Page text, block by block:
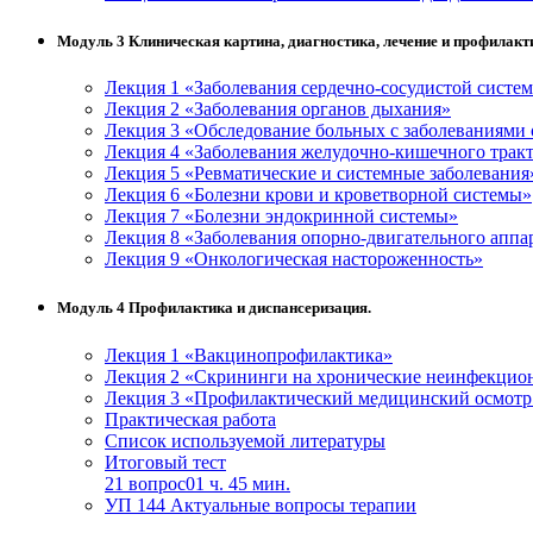
Модуль 3 Клиническая картина, диагностика, лечение и
Лекция 1 «Заболевания сердечно-сосудистой
Лекция 2 «Заболевания органов дыхания»
Лекция 3 «Обследование больных с заболеваниями
Лекция 4 «Заболевания желудочно-кишечного
Лекция 5 «Ревматические и системные
Лекция 6 «Болезни крови и кроветворной системы»
Лекция 7 «Болезни эндокринной системы»
Лекция 8 «Заболевания опорно-двигательного
Лекция 9 «Онкологическая настороженность»
Модуль 4 Профилактика и диспансеризация.
Лекция 1 «Вакцинопрофилактика»
Лекция 2 «Скрининги на хронические
Лекция 3 «Профилактический медицинский
Практическая работа
Список используемой литературы
Итоговый тест
21 вопрос01 ч. 45 мин.
УП 144 Актуальные вопросы терапии